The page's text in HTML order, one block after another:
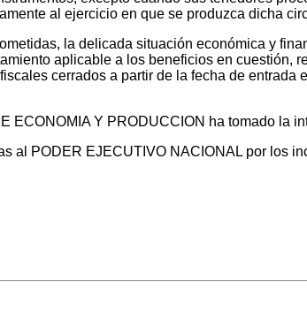
al ejercicio en que se produzca dicha
la delicada situación económica y
aplicable a los beneficios en cuestión,
cerrados a partir de la fecha de entrada
ECONOMIA Y PRODUCCION ha tomado la
al PODER EJECUTIVO NACIONAL por los